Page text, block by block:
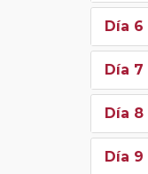
Día 6
Día 7
Día 8
Día 9